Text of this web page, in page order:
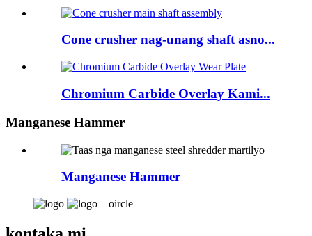
Cone crusher nag-unang shaft asno...
Chromium Carbide Overlay Kami...
Manganese Hammer
Manganese Hammer